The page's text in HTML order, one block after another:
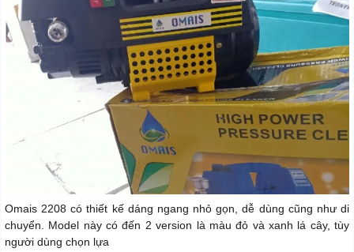
Omais 2208 có thiết kế dáng ngang nhỏ gọn, dễ dùng cũng như di
chuyển. Model này có đến 2 version là màu đỏ và xanh lá cây, tùy
người dùng chọn lựa